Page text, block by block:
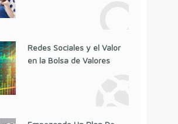
Redes Sociales y el Valor
en la Bolsa de Valores